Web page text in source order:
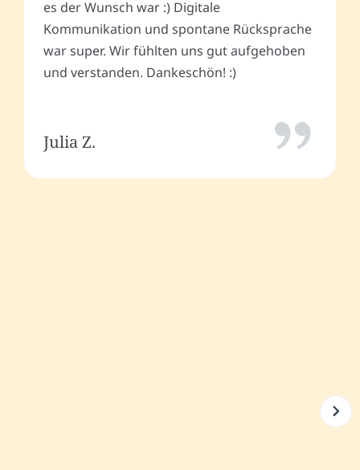
es der Wunsch war :) Digitale
Kommunikation und spontane Rücksprache
war super. Wir fühlten uns gut aufgehoben
und verstanden. Dankeschön! :)
Julia Z.